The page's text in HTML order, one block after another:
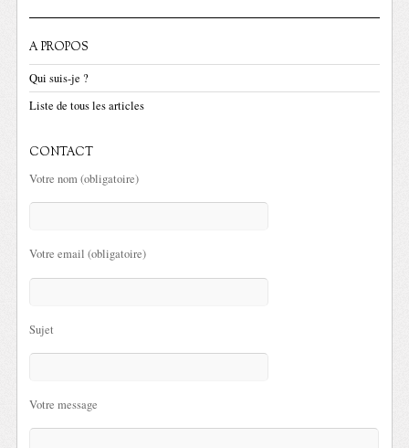
A PROPOS
Qui suis-je ?
Liste de tous les articles
CONTACT
Votre nom (obligatoire)
Votre email (obligatoire)
Sujet
Votre message